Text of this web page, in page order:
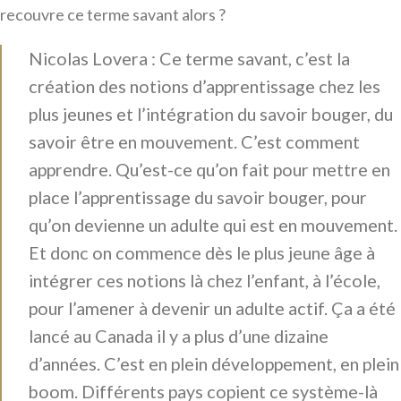
recouvre ce terme savant alors ?
Nicolas Lovera : Ce terme savant, c’est la
création des notions d’apprentissage chez les
plus jeunes et l’intégration du savoir bouger, du
savoir être en mouvement. C’est comment
apprendre. Qu’est-ce qu’on fait pour mettre en
place l’apprentissage du savoir bouger, pour
qu’on devienne un adulte qui est en mouvement.
Et donc on commence dès le plus jeune âge à
intégrer ces notions là chez l’enfant, à l’école,
pour l’amener à devenir un adulte actif. Ça a été
lancé au Canada il y a plus d’une dizaine
d’années. C’est en plein développement, en plein
boom. Différents pays copient ce système-là